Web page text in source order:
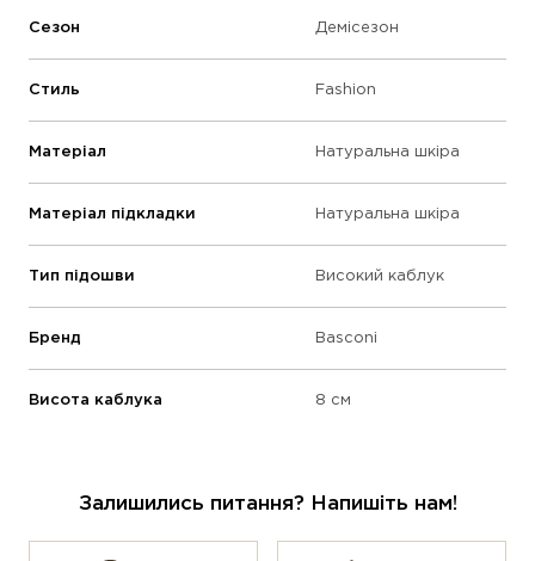
Сезон Демісезон
Стиль Fashion
Матеріал Натуральна шкіра
Матеріал підкладки Натуральна шкіра
Тип підошви Високий каблук
Бренд Basconi
Висота каблука 8 см
Залишились питання? Напишіть нам!